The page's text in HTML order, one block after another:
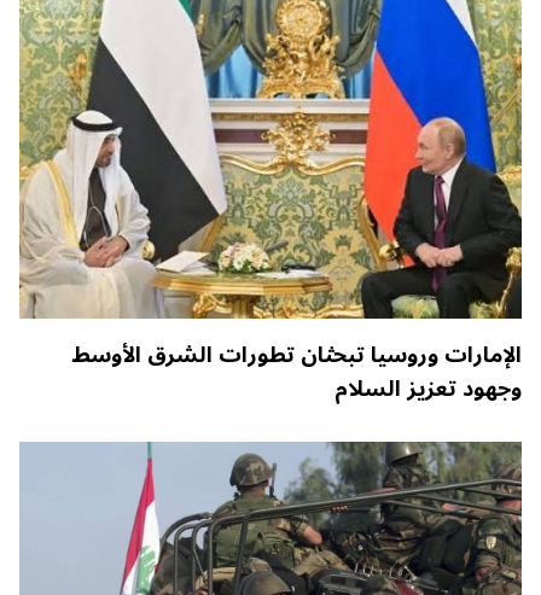
الإمارات وروسيا تبحثان تطورات الشرق الأوسط
وجهود تعزيز السلام